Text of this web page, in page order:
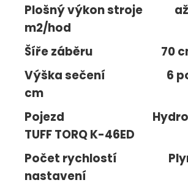
Plošný výkon stroje až
m2/hod
Šíře záběru 70
Výška sečení 6
cm
Pojezd
TUFF TORQ K-46ED
Počet rychlostí
nastavení